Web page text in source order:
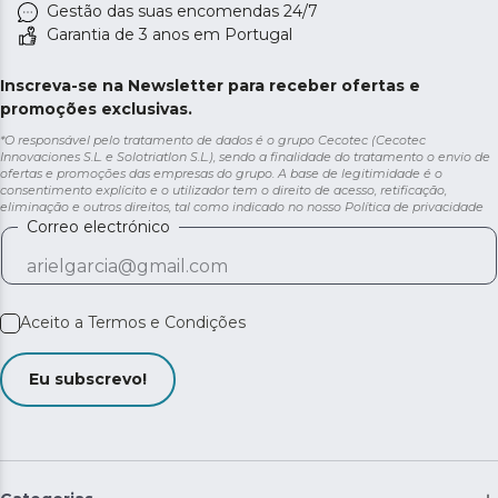
Gestão das suas encomendas 24/7
Garantia de 3 anos em Portugal
Inscreva-se na Newsletter para receber ofertas e
promoções exclusivas.
*O responsável pelo tratamento de dados é o grupo Cecotec (Cecotec
Innovaciones S.L. e Solotriatlon S.L.), sendo a finalidade do tratamento o envio de
ofertas e promoções das empresas do grupo. A base de legitimidade é o
consentimento explícito e o utilizador tem o direito de acesso, retificação,
eliminação e outros direitos, tal como indicado no nosso Política de privacidade
Correo electrónico
Aceito a Termos e Condições
Eu subscrevo!